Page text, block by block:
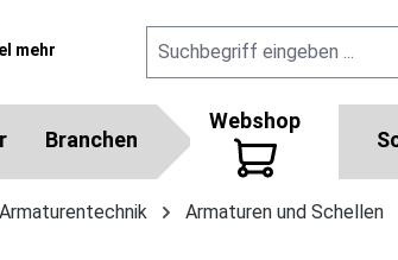
mehr
Branchen
Webshop
Armaturen und Schellen